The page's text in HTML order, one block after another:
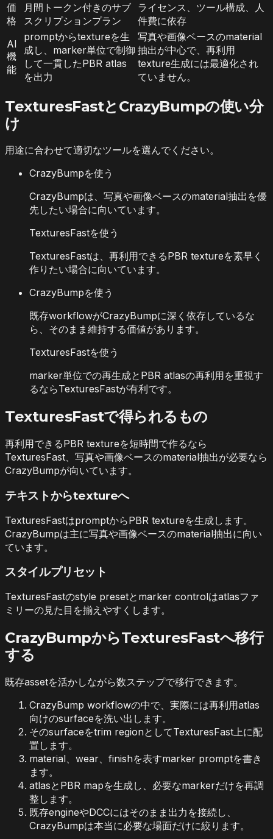
価
格
月間トークン付きのサブ
スクリプションプラン
ライセンス、ツール構成、人
件費に依存
AI
機
能
promptからtextureを生
成し、marker単位で制御
して一貫したPBR atlas
を出力
写真や画像ベースのmaterial
抽出が中心で、再利用
texture生成には最適化され
ていません。
TexturesFastとCrazyBumpの使い分
け
用途に合わせて適切なツールを選んでください。
CrazyBumpを使う
CrazyBumpは、写真や画像ベースのmaterial抽出を優
先したい場合に向いています。
TexturesFastを使う
TexturesFastは、再利用できるPBR textureを素早く
作りたい場合に向いています。
CrazyBumpを使う
既存workflowがCrazyBumpに深く依存しているな
ら、そのまま維持する価値があります。
TexturesFastを使う
marker単位での再生成とPBR atlasの再利用を重視す
るならTexturesFastが有利です。
TexturesFastで得られるもの
再利用できるPBR textureを短時間で作るなら
TexturesFast、写真や画像ベースのmaterial抽出が必要なら
CrazyBumpが向いています。
テキストからtextureへ
TexturesFastはpromptからPBR textureを生成します。
CrazyBumpは主に写真や画像ベースのmaterial抽出に向い
ています。
スタイルプリセット
TexturesFastのstyle presetとmarker controlはatlasファ
ミリーの見た目を揃えやすくします。
CrazyBumpからTexturesFastへ移行
する
既存assetを活かしながら数ステップで移行できます。
CrazyBump workflowの中で、実際には再利用atlas
向けのsurfaceを洗い出します。
そのsurfaceをtrim regionとしてTexturesFast上に配
置します。
material、wear、finishを表すmarker promptを書き
ます。
atlasとPBR mapを生成し、必要なmarkerだけを再調
整します。
既存engineやDCCにはそのまま出力を接続し、
CrazyBumpは本当に必要な場面だけに絞ります。